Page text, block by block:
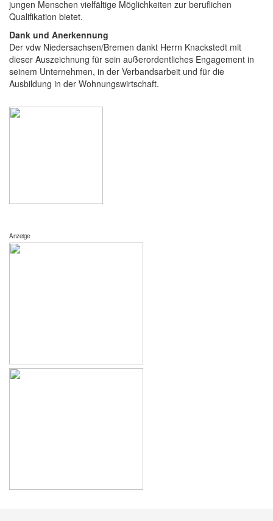
jungen Menschen vielfältige Möglichkeiten zur beruflichen
Qualifikation bietet.
Dank und Anerkennung
Der vdw Niedersachsen/Bremen dankt Herrn Knackstedt mit
dieser Auszeichnung für sein außerordentliches Engagement in
seinem Unternehmen, in der Verbandsarbeit und für die
Ausbildung in der Wohnungswirtschaft.
Anzeige